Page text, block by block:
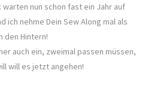
nun schon fast ein Jahr auf
ich nehme Dein Sew Along mal als
den Hintern!
auch ein, zweimal passen müssen,
will es jetzt angehen!